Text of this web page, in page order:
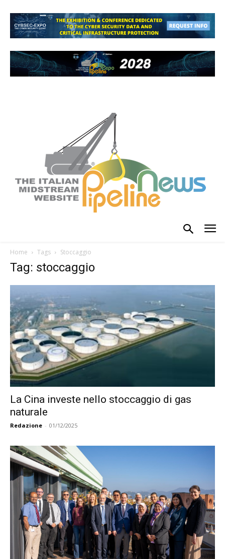
Home Tags Stoccaggio
Tag: stoccaggio
La Cina investe nello stoccaggio di gas
naturale
Redazione - 01/12/2025